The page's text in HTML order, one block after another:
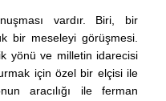
vardır. Biri, bir
bir meseleyi görüşmesi.
yönü ve milletin idarecisi
için özel bir elçisi ile
aracılığı ile ferman